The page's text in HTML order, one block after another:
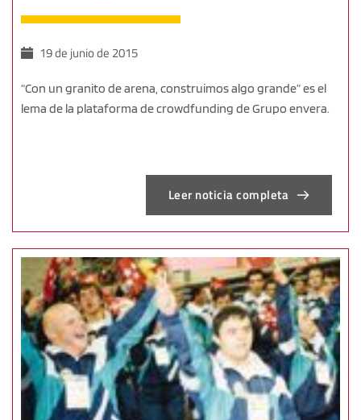
19 de junio de 2015
“Con un granito de arena, construimos algo grande” es el
lema de la plataforma de crowdfunding de Grupo envera.
Leer noticia completa